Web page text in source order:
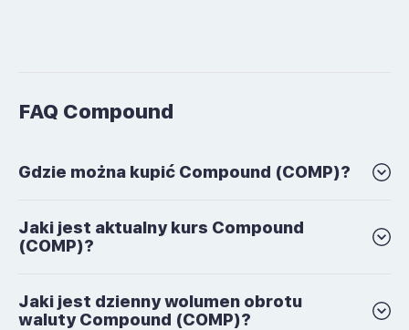
FAQ Compound
Gdzie można kupić Compound (COMP)?
Jaki jest aktualny kurs Compound
(COMP)?
Jaki jest dzienny wolumen obrotu
waluty Compound (COMP)?